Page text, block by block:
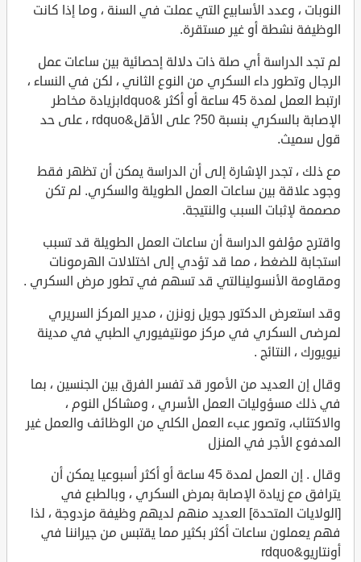
النوبات ، وعدد الأسابيع التي عملت في السنة ، وما إذا كانت
الوظيفة نشطة أو غير مستقرة.
لم تجد الدراسة أي صلة ذات دلالة إحصائية بين ساعات عمل
الرجال وتطور داء السكري من النوع الثاني ، لكن في النساء ،
ارتبط العمل لمدة 45 ساعة أو أكثر &ldquoبزيادة مخاطر
الإصابة بالسكري بنسبة 50? على الأقل&rdquo ، على حد
قول سميث.
مع ذلك ، تجدر الإشارة إلى أن الدراسة يمكن أن تظهر فقط
وجود علاقة بين ساعات العمل الطويلة والسكري. لم تكن
مصممة لإثبات السبب والنتيجة.
واقترح مؤلفو الدراسة أن ساعات العمل الطويلة قد تسبب
استجابة للضغط ، مما قد تؤدي إلى اختلالات الهرمونات
ومقاومة الأنسولينالتي قد تسهم في تطور مرض السكري .
وقد استعرض الدكتور جويل زونزن ، مدير المركز السريري
لمرضى السكري في مركز مونتيفيوري الطبي في مدينة
نيويورك ، النتائج .
وقال إن العديد من الأمور قد تفسر الفرق بين الجنسين ، بما
في ذلك مسؤوليات العمل الأسري ، ومشاكل النوم ،
والاكتئاب، وتصور عبء العمل الكلي من الوظائف والعمل غير
المدفوع الأجر في المنزل
وقال . إن العمل لمدة 45 ساعة أو أكثر أسبوعيا يمكن أن
يترافق مع زيادة الإصابة بمرض السكري ، وبالطبع في
[الولايات المتحدة] العديد منهم لديهم وظيفة مزدوجة ، لذا
فهم يعملون ساعات أكثر بكثير مما يقتبس من جيراننا في
أونتاريو&rdquo